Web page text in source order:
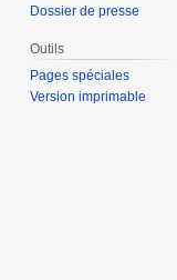
Dossier de presse
Outils
Pages spéciales
Version imprimable